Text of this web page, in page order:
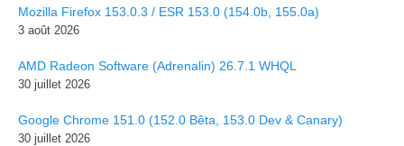
Mozilla Firefox 153.0.3 / ESR 153.0 (154.0b, 155.0a)
3 août 2026
AMD Radeon Software (Adrenalin) 26.7.1 WHQL
30 juillet 2026
Google Chrome 151.0 (152.0 Bêta, 153.0 Dev & Canary)
30 juillet 2026